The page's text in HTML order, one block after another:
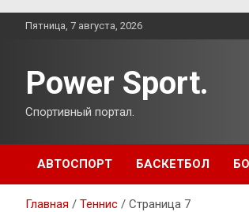
ПерейтиПятница, 7 августа, 2026
Power Sport.
Спортивный портал.
АВТОСПОРТ БАСКЕТБОЛ
Главная Теннис Страница 7